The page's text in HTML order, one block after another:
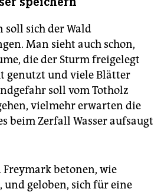
soll sich der Wald
Man sieht auch schon,
die der Sturm freigelegt
genutzt und viele Blätter
soll vom Totholz
vielmehr erwarten die
beim Zerfall Wasser aufsaugt
Freymark betonen, wie
und geloben, sich für eine